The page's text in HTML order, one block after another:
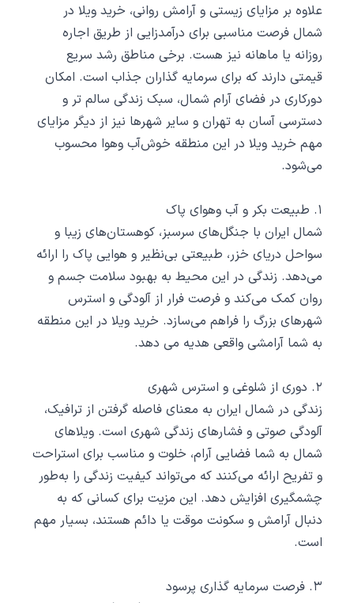
علاوه بر مزایای زیستی و آرامش روانی، خرید ویلا در
شمال فرصت مناسبی برای درآمدزایی از طریق اجاره
روزانه یا ماهانه نیز هست. برخی مناطق رشد سریع
قیمتی دارند که برای سرمایه ‌گذاران جذاب است. امکان
دورکاری در فضای آرام شمال، سبک زندگی سالم ‌تر و
دسترسی آسان به تهران و سایر شهرها نیز از دیگر مزایای
مهم خرید ویلا در این منطقه خوش‌آب‌ وهوا محسوب
می‌شود.
۱. طبیعت بکر و آب ‌وهوای پاک
شمال ایران با جنگل‌های سرسبز، کوهستان‌های زیبا و
سواحل دریای خزر، طبیعتی بی‌نظیر و هوایی پاک را ارائه
می‌دهد. زندگی در این محیط به بهبود سلامت جسم و
روان کمک می‌کند و فرصت فرار از آلودگی و استرس
شهرهای بزرگ را فراهم می‌سازد. خرید ویلا در این منطقه
به شما آرامشی واقعی هدیه می ‌دهد.
۲. دوری از شلوغی و استرس شهری
زندگی در شمال ایران به معنای فاصله گرفتن از ترافیک،
آلودگی صوتی و فشارهای زندگی شهری است. ویلاهای
شمال به شما فضایی آرام، خلوت و مناسب برای استراحت
و تفریح ارائه می‌کنند که می‌تواند کیفیت زندگی را به‌طور
چشمگیری افزایش دهد. این مزیت برای کسانی که به
دنبال آرامش و سکونت موقت یا دائم هستند، بسیار مهم
است.
۳. فرصت سرمایه‌ گذاری پرسود